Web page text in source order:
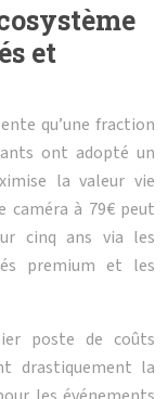
et
qu’une fraction
ont adopté un
la valeur vie
caméra à 79€ peut
cinq ans via les
premium et les
poste de coûts
drastiquement la